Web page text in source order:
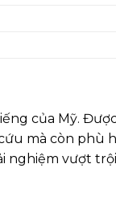
của Mỹ.
mà còn phù
nghiệm vượt